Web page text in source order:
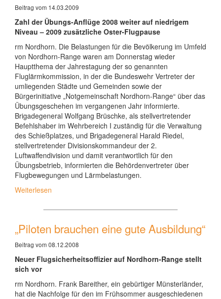
Beitrag vom 14.03.2009
Zahl der Übungs-Anflüge 2008 weiter auf niedrigem
Niveau – 2009 zusätzliche Oster-Flugpause
rm Nordhorn. Die Belastungen für die Bevölkerung im Umfeld
von Nordhorn-Range waren am Donnerstag wieder
Hauptthema der Jahrestagung der so genannten
Fluglärmkommission, in der die Bundeswehr Vertreter der
umliegenden Städte und Gemeinden sowie der
Bürgerinitiative „Notgemeinschaft Nordhorn-Range“ über das
Übungsgeschehen im vergangenen Jahr informierte.
Brigadegeneral Wolfgang Brüschke, als stellvertretender
Befehlshaber im Wehrbereich I zuständig für die Verwaltung
des Schießplatzes, und Brigadegeneral Harald Riedel,
stellvertretender Divisionskommandeur der 2.
Luftwaffendivision und damit verantwortlich für den
Übungsbetrieb, informierten die Behördenvertreter über
Flugbewegungen und Lärmbelastungen.
Weiterlesen
„Piloten brauchen eine gute Ausbildung“
Beitrag vom 08.12.2008
Neuer Flugsicherheitsoffizier auf Nordhorn-Range stellt
sich vor
rm Nordhorn. Frank Bareither, ein gebürtiger Münsterländer,
hat die Nachfolge für den im Frühsommer ausgeschiedenen